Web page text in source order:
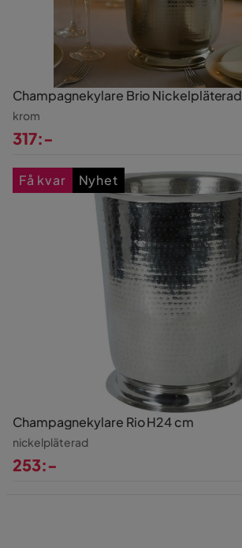
Champagnekylare Brio Nickelpläterad
krom
317:-
Champagnekylare Rio H24 cm
nickelpläterad
253:-
Få kvar Nyhet